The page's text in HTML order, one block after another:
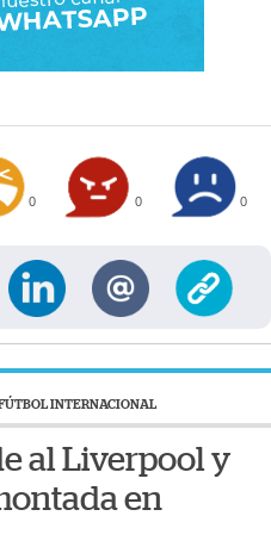
0 0 0
INTERNACIONAL
al Liverpool y
en